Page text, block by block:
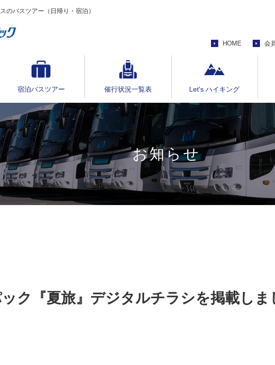
のバスツアー（日帰り・宿泊）
HOME 会
宿泊バスツアー 催行状況一覧表 Let's ハイキング
お知らせ
ック『夏旅』デジタルチラシを掲載しま